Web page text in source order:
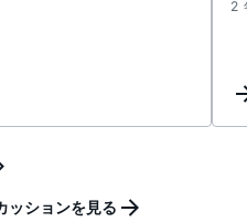
2
ションを見る